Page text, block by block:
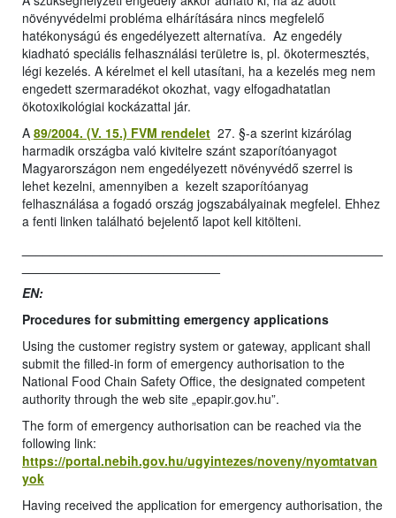
növényvédelmi probléma elhárítására nincs megfelelő
hatékonyságú és engedélyezett alternatíva. Az engedély
kiadható speciális felhasználási területre is, pl. ökotermesztés,
légi kezelés. A kérelmet el kell utasítani, ha a kezelés meg nem
engedett szermaradékot okozhat, vagy elfogadhatatlan
ökotoxikológiai kockázattal jár.
A 89/2004. (V. 15.) FVM rendelet 27. §-a szerint kizárólag
harmadik országba való kivitelre szánt szaporítóanyagot
Magyarországon nem engedélyezett növényvédő szerrel is
lehet kezelni, amennyiben a kezelt szaporítóanyag
felhasználása a fogadó ország jogszabályainak megfelel. Ehhez
a fenti linken található bejelentő lapot kell kitölteni.
EN:
Procedures for submitting emergency applications
Using the customer registry system or gateway, applicant shall
submit the filled-in form of emergency authorisation to the
National Food Chain Safety Office, the designated competent
authority through the web site „epapir.gov.hu”.
The form of emergency authorisation can be reached via the
following link:
https://portal.nebih.gov.hu/ugyintezes/noveny/nyomtatvan
yok
Having received the application for emergency authorisation, the